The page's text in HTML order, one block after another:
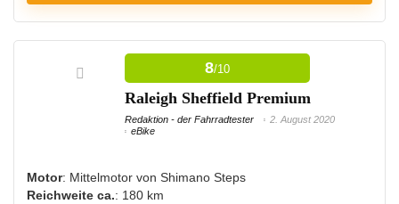
8/10
Raleigh Sheffield Premium
Redaktion - der Fahrradtester
2. August 2020
eBike
Motor: Mittelmotor von Shimano Steps
Reichweite ca.: 180 km